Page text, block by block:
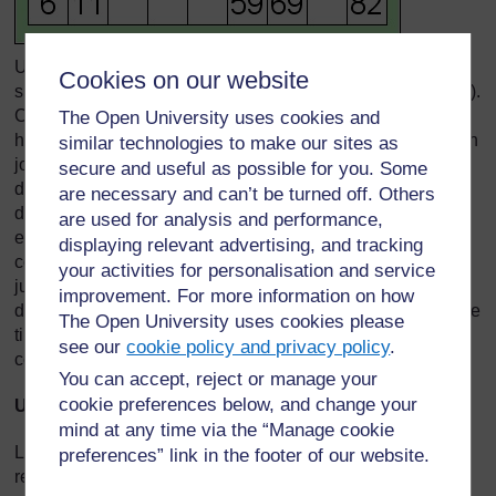
Cookies on our website
The Open University uses cookies and
similar technologies to make our sites as
secure and useful as possible for you. Some
are necessary and can’t be turned off. Others
are used for analysis and performance,
displaying relevant advertising, and tracking
your activities for personalisation and service
improvement. For more information on how
The Open University uses cookies please
see ourcookie policy and privacy policy.
You can accept, reject or manage your
cookie preferences below, and change your
mind at any time via the “Manage cookie
preferences” link in the footer of our website.
Une personne écrit les nombres de 1 à 100 généralement
sur de petites boules (mais vous pouvez utiliser des cartes).
Cette personne les sélectionne alors une par une au
hasard, sans les regarder, et annonce le nombre. Quand un
joueur retrouve ce nombre sur son tableau, il le recouvre
d’un pion ou le raye. La personne qui fait le tirage au sort
doit conserver séparément les nombres déjà appelés car
elle en aura besoin plus tard pour la vérification. Elle
continue à tirer les nombres au sort et à les annoncer
jusqu’à ce qu’une personne ait recouvert tous les nombres
de son tableau et s’écrie « LOTO ! »
. La personne qui fait le
tirage au sort doit alors vérifier que le tableau est bien
correct et déclare alors cette personne gagnante.
Un jeu de cartes en boucle
Les « jeux de cartes en boucle » exigent que les élèves
restent constamment attentifs car ils participent tous et ne